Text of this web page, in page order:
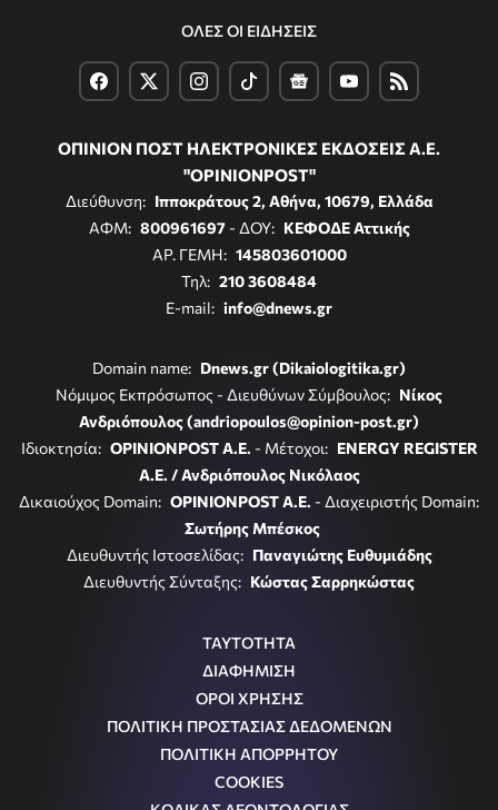
ΟΛΕΣ ΟΙ ΕΙΔΗΣΕΙΣ
ΟΠΙΝΙΟΝ ΠΟΣΤ ΗΛΕΚΤΡΟΝΙΚΕΣ ΕΚΔΟΣΕΙΣ Α.Ε.
"OPINIONPOST"
Διεύθυνση: Ιπποκράτους 2, Αθήνα, 10679, Ελλάδα
ΑΦΜ: 800961697- ΔΟΥ: ΚΕΦΟΔΕ Αττικής
ΑΡ. ΓΕΜΗ: 145803601000
Τηλ: 210 3608484
E-mail: info@dnews.gr
Domain name: Dnews.gr (Dikaiologitika.gr)
Νόμιμος Εκπρόσωπος - Διευθύνων Σύμβουλος: Νίκος
Ανδριόπουλος (andriopoulos@opinion-post.gr)
Ιδιοκτησία: OPINIONPOST A.E. - Μέτοχοι: ENERGY REGISTER
Α.Ε. / Ανδριόπουλος Νικόλαος
Δικαιούχος Domain: OPINIONPOST A.E. - Διαχειριστής Domain:
Σωτήρης Μπέσκος
Διευθυντής Ιστοσελίδας: Παναγιώτης Ευθυμιάδης
Διευθυντής Σύνταξης: Κώστας Σαρρηκώστας
ΤΑΥΤΟΤΗΤΑ
ΔΙΑΦΗΜΙΣΗ
ΟΡΟΙ ΧΡΗΣΗΣ
ΠΟΛΙΤΙΚΗ ΠΡΟΣΤΑΣΙΑΣ ΔΕΔΟΜΕΝΩΝ
ΠΟΛΙΤΙΚΗ ΑΠΟΡΡΗΤΟΥ
COOKIES